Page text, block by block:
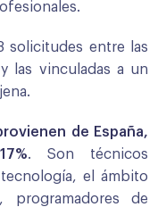
solicitudes entre las
las vinculadas a un
de España,
. Son técnicos
el ámbito
programadores de